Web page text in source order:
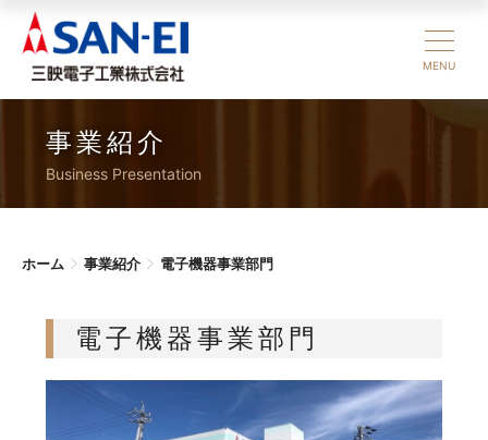
MENU
事業紹介
Business Presentation
ホーム 事業紹介 電子機器事業部門
電子機器事業部門